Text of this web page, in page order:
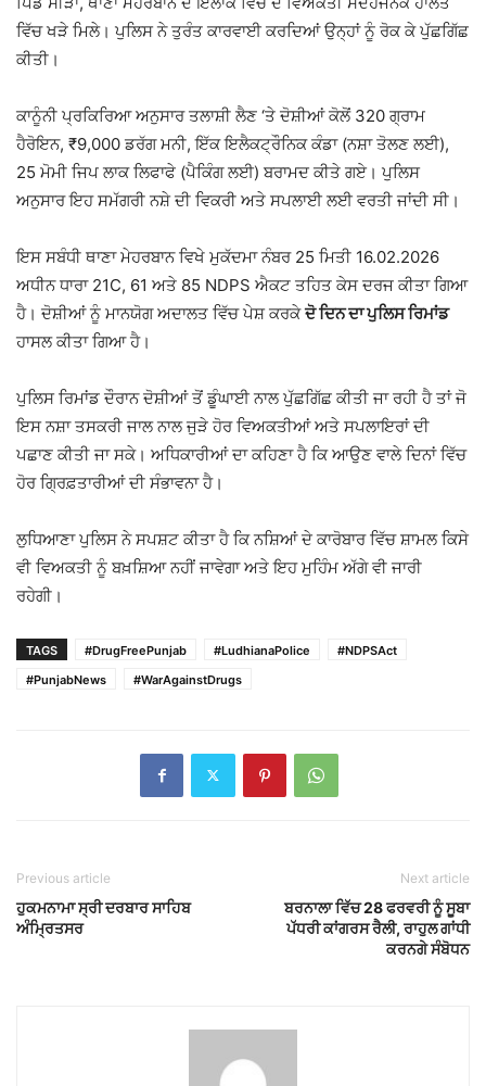
ਵਿੱਚ ਖੜੇ ਮਿਲੇ। ਪੁਲਿਸ ਨੇ ਤੁਰੰਤ ਕਾਰਵਾਈ ਕਰਦਿਆਂ ਉਨ੍ਹਾਂ ਨੂੰ ਰੋਕ ਕੇ ਪੁੱਛਗਿੱਛ
ਕੀਤੀ।
ਕਾਨੂੰਨੀ ਪ੍ਰਕਿਰਿਆ ਅਨੁਸਾਰ ਤਲਾਸ਼ੀ ਲੈਣ ‘ਤੇ ਦੋਸ਼ੀਆਂ ਕੋਲੋਂ 320 ਗ੍ਰਾਮ
ਹੈਰੋਇਨ, ₹9,000 ਡਰੱਗ ਮਨੀ, ਇੱਕ ਇਲੈਕਟ੍ਰੌਨਿਕ ਕੰਡਾ (ਨਸ਼ਾ ਤੋਲਣ ਲਈ),
25 ਮੋਮੀ ਜਿਪ ਲਾਕ ਲਿਫਾਫੇ (ਪੈਕਿੰਗ ਲਈ) ਬਰਾਮਦ ਕੀਤੇ ਗਏ। ਪੁਲਿਸ
ਅਨੁਸਾਰ ਇਹ ਸਮੱਗਰੀ ਨਸ਼ੇ ਦੀ ਵਿਕਰੀ ਅਤੇ ਸਪਲਾਈ ਲਈ ਵਰਤੀ ਜਾਂਦੀ ਸੀ।
ਇਸ ਸਬੰਧੀ ਥਾਣਾ ਮੇਹਰਬਾਨ ਵਿਖੇ ਮੁਕੱਦਮਾ ਨੰਬਰ 25 ਮਿਤੀ 16.02.2026
ਅਧੀਨ ਧਾਰਾ 21C, 61 ਅਤੇ 85 NDPS ਐਕਟ ਤਹਿਤ ਕੇਸ ਦਰਜ ਕੀਤਾ ਗਿਆ
ਹੈ। ਦੋਸ਼ੀਆਂ ਨੂੰ ਮਾਨਯੋਗ ਅਦਾਲਤ ਵਿੱਚ ਪੇਸ਼ ਕਰਕੇਦੋ ਦਿਨ ਦਾ ਪੁਲਿਸ ਰਿਮਾਂਡ
ਹਾਸਲ ਕੀਤਾ ਗਿਆ ਹੈ।
ਪੁਲਿਸ ਰਿਮਾਂਡ ਦੌਰਾਨ ਦੋਸ਼ੀਆਂ ਤੋਂ ਡੂੰਘਾਈ ਨਾਲ ਪੁੱਛਗਿੱਛ ਕੀਤੀ ਜਾ ਰਹੀ ਹੈ ਤਾਂ ਜੋ
ਇਸ ਨਸ਼ਾ ਤਸਕਰੀ ਜਾਲ ਨਾਲ ਜੁੜੇ ਹੋਰ ਵਿਅਕਤੀਆਂ ਅਤੇ ਸਪਲਾਇਰਾਂ ਦੀ
ਪਛਾਣ ਕੀਤੀ ਜਾ ਸਕੇ। ਅਧਿਕਾਰੀਆਂ ਦਾ ਕਹਿਣਾ ਹੈ ਕਿ ਆਉਣ ਵਾਲੇ ਦਿਨਾਂ ਵਿੱਚ
ਹੋਰ ਗ੍ਰਿਫ਼ਤਾਰੀਆਂ ਦੀ ਸੰਭਾਵਨਾ ਹੈ।
ਲੁਧਿਆਣਾ ਪੁਲਿਸ ਨੇ ਸਪਸ਼ਟ ਕੀਤਾ ਹੈ ਕਿ ਨਸ਼ਿਆਂ ਦੇ ਕਾਰੋਬਾਰ ਵਿੱਚ ਸ਼ਾਮਲ ਕਿਸੇ
ਵੀ ਵਿਅਕਤੀ ਨੂੰ ਬਖ਼ਸ਼ਿਆ ਨਹੀਂ ਜਾਵੇਗਾ ਅਤੇ ਇਹ ਮੁਹਿੰਮ ਅੱਗੇ ਵੀ ਜਾਰੀ
ਰਹੇਗੀ।
TAGS #DrugFreePunjab #LudhianaPolice
#NDPSAct
#PunjabNews
#WarAgainstDrugs
Previous article
ਹੁਕਮਨਾਮਾ ਸ੍ਰੀ ਦਰਬਾਰ ਸਾਹਿਬ
ਅੰਮ੍ਰਿਤਸਰ
Next article
ਬਰਨਾਲਾ ਵਿੱਚ 28 ਫਰਵਰੀ ਨੂੰ ਸੂਬਾ
ਪੱਧਰੀ ਕਾਂਗਰਸ ਰੈਲੀ, ਰਾਹੁਲ ਗਾਂਧੀ
ਕਰਨਗੇ ਸੰਬੋਧਨ